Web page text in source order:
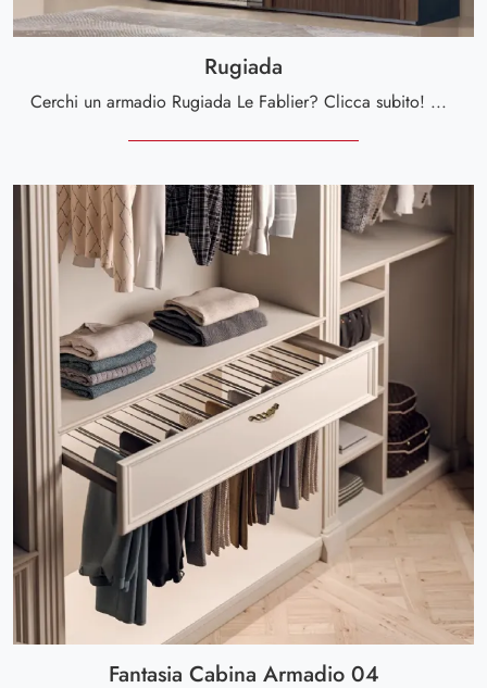
Rugiada
Cerchi un armadio Rugiada Le Fablier? Clicca subito! Gli armadi a muro con ante scorrevoli ti aspettano.
Fantasia Cabina Armadio 04